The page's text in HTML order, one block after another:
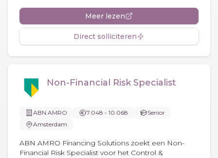
Meer lezen
Direct solliciteren
Non-Financial Risk Specialist
ABN AMRO 7.048 - 10.068
Senior
Amsterdam
ABN AMRO Financing Solutions zoekt een Non-
Financial Risk Specialist voor het Control &